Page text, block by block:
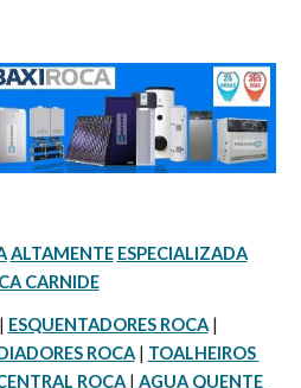
ALTAMENTE ESPECIALIZADA
CARNIDE
ESQUENTADORES ROCA
ROCA | TOALHEIROS
ROCA | AGUA QUENTE